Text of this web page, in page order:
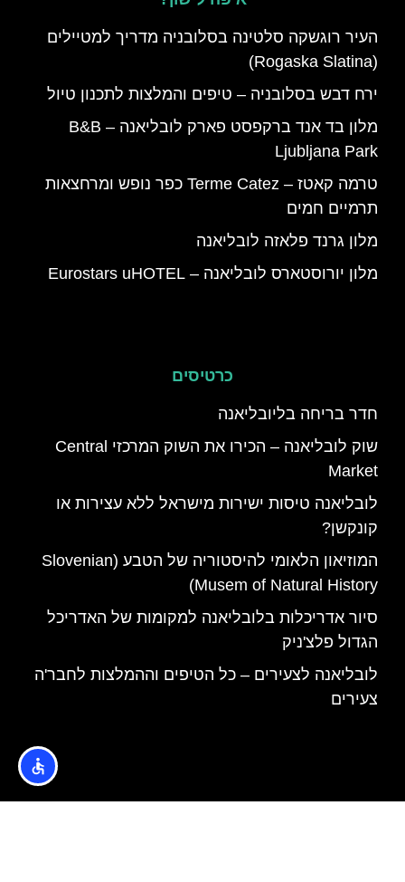
העיר רוגשקה סלטינה בסלובניה מדריך למטיילים
(Rogaska Slatina)
ירח דבש בסלובניה – טיפים והמלצות לתכנון טיול
מלון בד אנד ברקפסט פארק לובליאנה – B&B
Ljubljana Park
טרמה קאטז – Terme Catez כפר נופש ומרחצאות
תרמיים חמים
מלון גרנד פלאזה לובליאנה
מלון יורוסטארס לובליאנה – Eurostars uHOTEL
כרטיסים
חדר בריחה בליובליאנה
שוק לובליאנה – הכירו את השוק המרכזי Central
Market
לובליאנה טיסות ישירות מישראל ללא עצירות או
קונקשן?
המוזיאון הלאומי להיסטוריה של הטבע (Slovenian
Musem of Natural History)
סיור אדריכלות בלובליאנה למקומות של האדריכל
הגדול פלצ'ניק
לובליאנה לצעירים – כל הטיפים וההמלצות לחבר'ה
צעירים